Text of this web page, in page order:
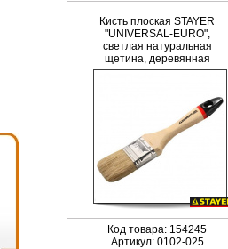
Кисть плоская STAYER
"UNIVERSAL-EURO",
светлая натуральная
щетина, деревянная
ручка, 25мм
Код товара: 154245
Артикул: 0102-025